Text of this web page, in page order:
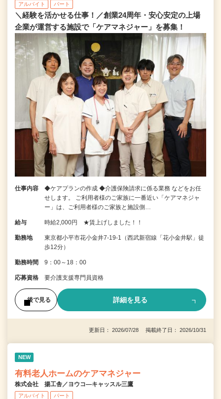
アルバイト パート
＼経験を活かせる仕事！／創業24周年・安心安定の上場
企業が運営する施設で「ケアマネジャー」を募集！
仕事内容
◆ケアプランの作成 ◆介護保険請求に係る業務 などをお任
せします。 ご利用者様のご家族に一番近い「ケアマネジャ
ー」は、ご利用者様のご家族と施設側…
給与 時給2,000円 ★賃上げしました！！
勤務地
東京都小平市花小金井7‐19‐1（西武新宿線「花小金井駅」徒
歩12分）
勤務時間 9：00～18：00
応募資格 要介護支援専門員資格
後で見る 詳細を見る
更新日： 2026/07/28 掲載終了日： 2026/10/31
NEW
有料老人ホームのケアマネジャー
株式会社 揚工舎／ヨウコ―キャッスル三鷹
アルバイト パート